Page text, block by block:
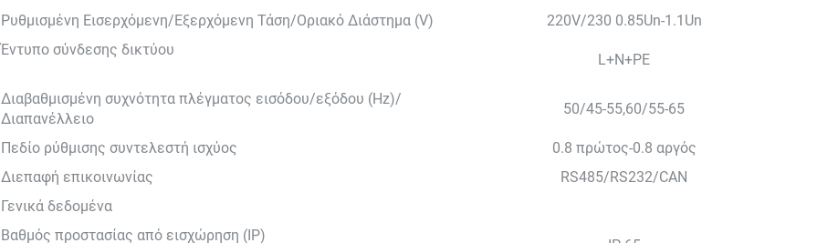
Ρυθμισμένη Εισερχόμενη/Εξερχόμενη Τάση/Οριακό Διάστημα (V)
220V/230 0.85Un-1.1Un
Έντυπο σύνδεσης δικτύου
L+N+PE
Διαβαθμισμένη συχνότητα πλέγματος εισόδου/εξόδου (Hz)/
Διαπανέλλειο
50/45-55,60/55-65
Πεδίο ρύθμισης συντελεστή ισχύος
0.8 πρώτος-0.8 αργός
Διεπαφή επικοινωνίας
RS485/RS232/CAN
Γενικά δεδομένα
Βαθμός προστασίας από εισχώρηση (IP)